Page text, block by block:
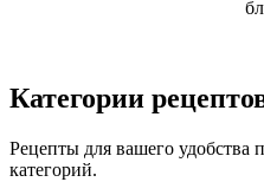
Категории
Рецепты для вашего удобства
категорий.